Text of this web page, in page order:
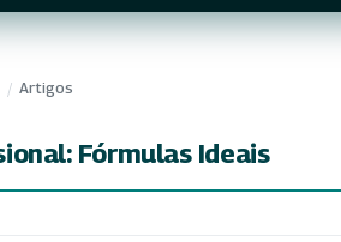
/ Artigos
Fórmulas Ideais